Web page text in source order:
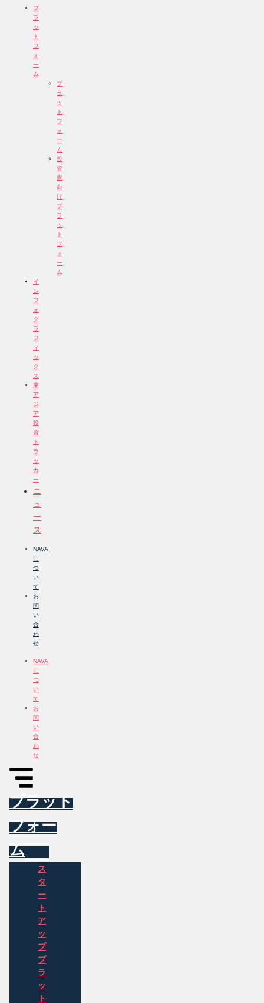
プ
ラ
ッ
ト
フ
ォ
ー
ム
プ
ラ
ッ
ト
フ
ォ
ー
ム
投
資
家
向
け
プ
ラ
ッ
ト
フ
ォ
ー
ム
イ
ン
フ
ォ
グ
ラ
フ
ィ
ッ
ク
ス
東
ア
ジ
ア
投
資
ト
ラ
ッ
カ
ー
ニ
ュ
ー
ス
NAVA
に
つ
い
て
お
問
い
合
わ
せ
NAVA
に
つ
い
て
お
問
い
合
わ
せ
プラット
フォー
ム
ス
タ
ー
ト
ア
ッ
プ
プ
ラ
ッ
ト